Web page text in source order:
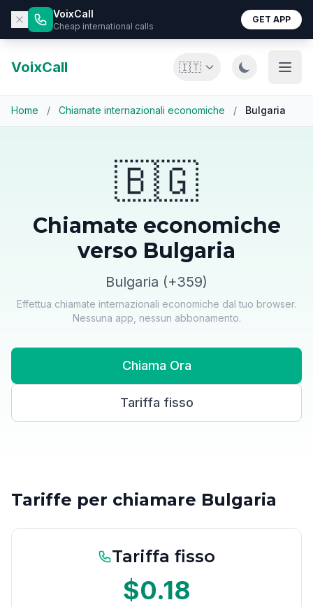
VoixCall
Cheap international calls
GET APP
VoixCall 🇮🇹
Home / Chiamate internazionali economiche / Bulgaria
🇧🇬
Chiamate economiche
verso Bulgaria
Bulgaria (+359)
Effettua chiamate internazionali economiche dal tuo browser.
Nessuna app, nessun abbonamento.
Chiama Ora
Tariffa fisso
Tariffe per chiamare Bulgaria
Tariffa fisso
$0.18